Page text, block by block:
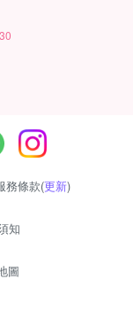
務條款(更新)
知
圖